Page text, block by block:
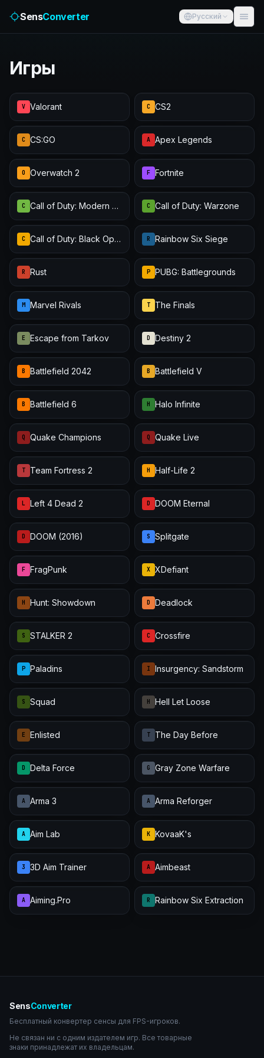
SensConverter Русский
Игры
V Valorant C CS2
C CS:GO A Apex Legends
O Overwatch 2 F Fortnite
C Call of Duty: Modern Warfare III C Call of Duty: Warzone
C Call of Duty: Black Ops 6 R Rainbow Six Siege
R Rust P PUBG: Battlegrounds
M Marvel Rivals T The Finals
E Escape from Tarkov D Destiny 2
B Battlefield 2042 B Battlefield V
B Battlefield 6 H Halo Infinite
Q Quake Champions Q Quake Live
T Team Fortress 2 H Half-Life 2
L Left 4 Dead 2 D DOOM Eternal
D DOOM (2016) S Splitgate
F FragPunk X XDefiant
H Hunt: Showdown D Deadlock
S STALKER 2 C Crossfire
P Paladins I Insurgency: Sandstorm
S Squad H Hell Let Loose
E Enlisted T The Day Before
D Delta Force G Gray Zone Warfare
A Arma 3 A Arma Reforger
A Aim Lab K KovaaK's
3 3D Aim Trainer A Aimbeast
A Aiming.Pro R Rainbow Six Extraction
SensConverter
Бесплатный конвертер сенсы для FPS-игроков.
Не связан ни с одним издателем игр. Все товарные
знаки принадлежат их владельцам.